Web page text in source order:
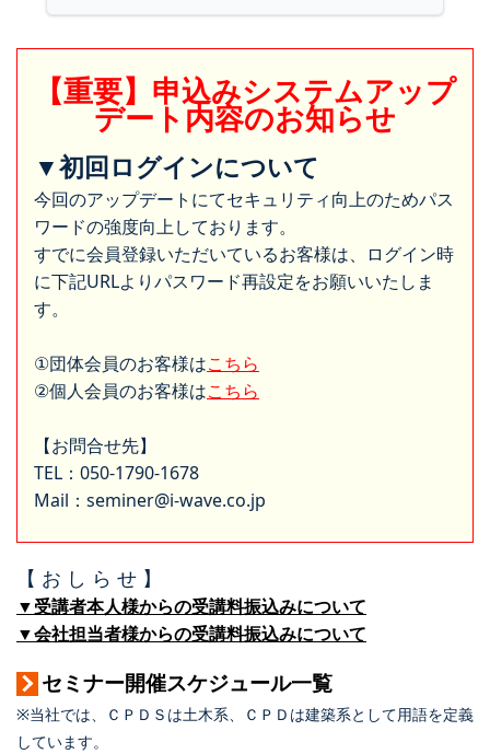
【重要】申込みシステムアップ
デート内容のお知らせ
▼初回ログインについて
今回のアップデートにてセキュリティ向上のためパス
ワードの強度向上しております。
すでに会員登録いただいているお客様は、ログイン時
に下記URLよりパスワード再設定をお願いいたしま
す。
①団体会員のお客様はこちら
②個人会員のお客様はこちら
【お問合せ先】
TEL：050-1790-1678
Mail：seminer@i-wave.co.jp
【 お し ら せ 】
▼受講者本人様からの受講料振込みについて
▼会社担当者様からの受講料振込みについて
セミナー開催スケジュール一覧
※当社では、ＣＰＤＳは土木系、ＣＰＤは建築系として用語を定義
しています。